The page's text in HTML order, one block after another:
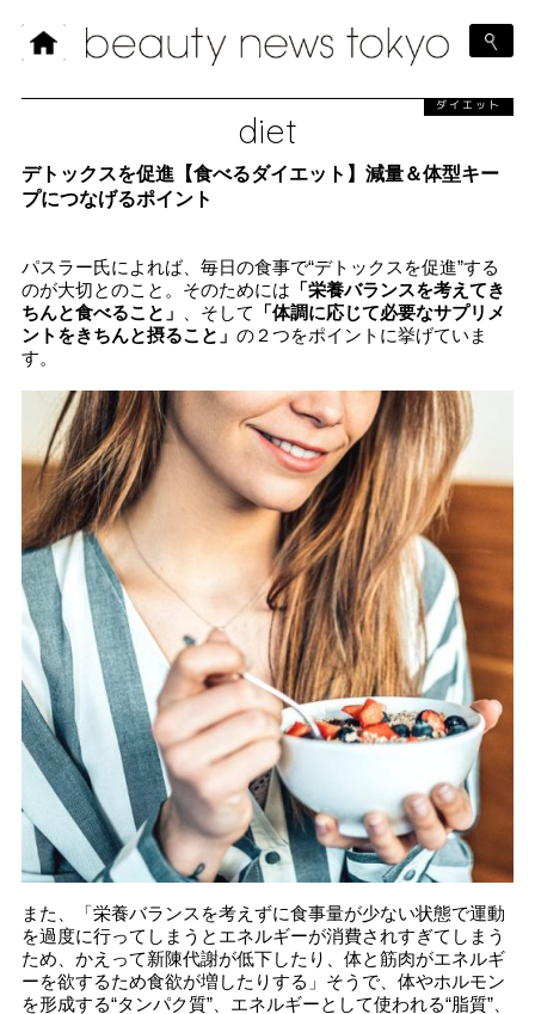
diet
ダイエット
デトックスを促進【食べるダイエット】減量＆体型キー
プにつなげるポイント
パスラー氏によれば、毎日の食事で“デトックスを促進”する
のが大切とのこと。そのためには 「栄養バランスを考えてき
ちんと食べること」
、そして
「体調に応じて必要なサプリメ
ントをきちんと摂ること」 の２つをポイントに挙げていま
す。
また、「栄養バランスを考えずに食事量が少ない状態で運動
を過度に行ってしまうとエネルギーが消費されすぎてしまう
ため、かえって新陳代謝が低下したり、体と筋肉がエネルギ
ーを欲するため食欲が増したりする」そうで、体やホルモン
を形成する“タンパク質”、エネルギーとして使われる“脂質”、